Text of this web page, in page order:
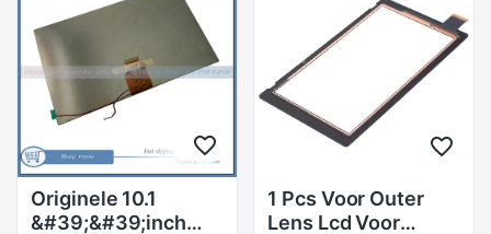
Originele 10.1
&#39;&#39;inch
1 Pcs Voor Outer
Lens Lcd Voor